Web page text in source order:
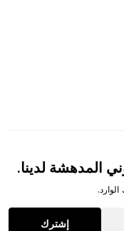
المدهشة لدينا.
إشترك